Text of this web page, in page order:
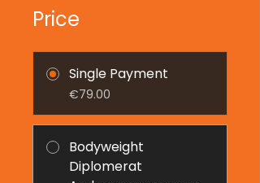
Price
Single Payment
€79.00
Bodyweight
Diplomerat